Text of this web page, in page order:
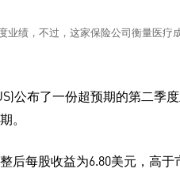
业绩，不过，这家保险公司衡量医疗
公布了一份超预期的第二季
。
每股收益为6.80美元，高于